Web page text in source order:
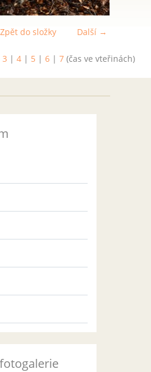
Další →
Zpět do složky
3 | 4 | 5 | 6 | 7 (čas ve vteřinách)